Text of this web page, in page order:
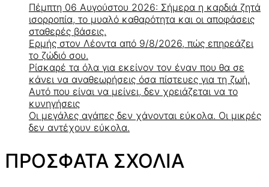
Πέμπτη 06 Αυγούστου 2026: Σήμερα η καρδιά ζητά
ισορροπία, το μυαλό καθαρότητα και οι αποφάσεις
σταθερές βάσεις.
Ερμής στον Λέοντα από 9/8/2026, πώς επηρεάζει
το ζώδιό σου.
Ρίσκαρέ τα όλα για εκείνον τον έναν που θα σε
κάνει να αναθεωρήσεις όσα πίστευες για τη ζωή.
Αυτό που είναι να μείνει, δεν χρειάζεται να το
κυνηγήσεις
Οι μεγάλες αγάπες δεν χάνονται εύκολα. Οι μικρές
δεν αντέχουν εύκολα.
ΠΡΟΣΦΑΤΑ ΣΧΟΛΙΑ